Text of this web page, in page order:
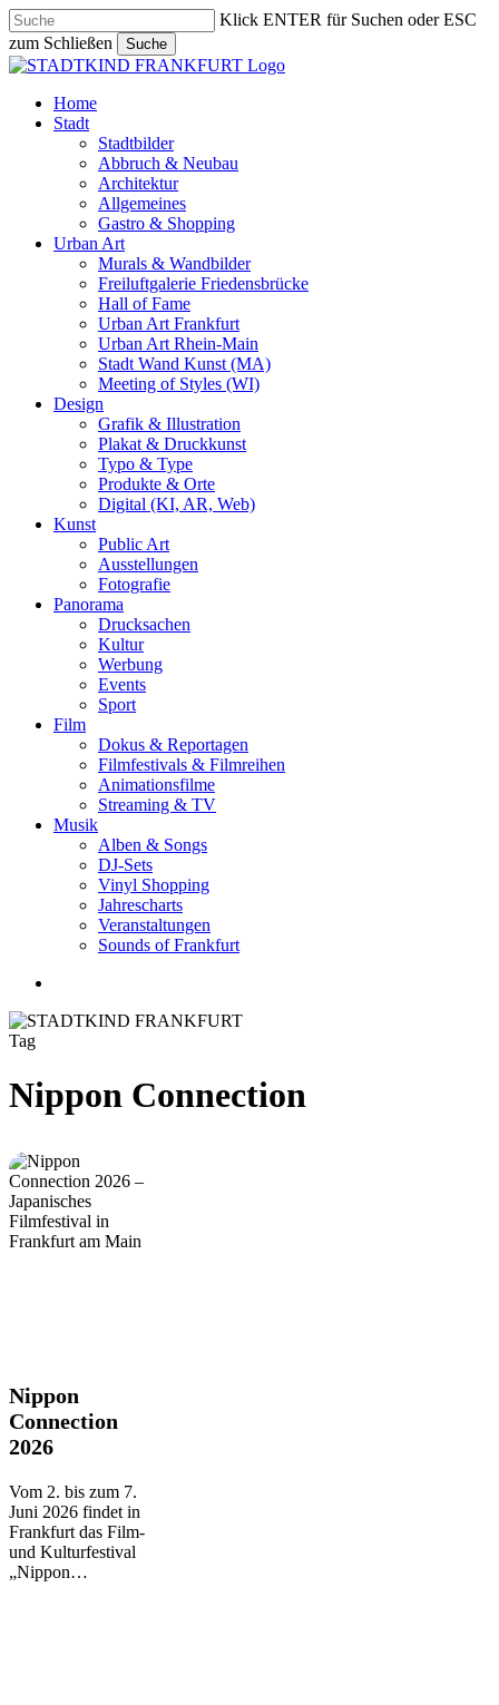
Skip
to
main
content
Klick ENTER für Suchen oder ESC
zum Schließen
Suche
Close
search
Menu
Home
Stadt
Stadtbilder
Abbruch & Neubau
Architektur
Allgemeines
Gastro & Shopping
Urban Art
Murals & Wandbilder
Freiluftgalerie Friedensbrücke
Hall of Fame
Urban Art Frankfurt
Urban Art Rhein-Main
Stadt Wand Kunst (MA)
Meeting of Styles (WI)
Design
Grafik & Illustration
Plakat & Druckkunst
Typo & Type
Produkte & Orte
Digital (KI, AR, Web)
Kunst
Public Art
Ausstellungen
Fotografie
Panorama
Drucksachen
Kultur
Werbung
Events
Sport
Film
Dokus & Reportagen
Filmfestivals & Filmreihen
Animationsfilme
Streaming & TV
Musik
Alben & Songs
DJ-Sets
Vinyl Shopping
Jahrescharts
Veranstaltungen
Sounds of Frankfurt
Tag
Nippon Connection
Nippon
Connection
2026
Nippon
Connection
2026
Vom 2. bis zum 7.
Juni 2026 findet in
Frankfurt das Film-
und Kulturfestival
„Nippon…